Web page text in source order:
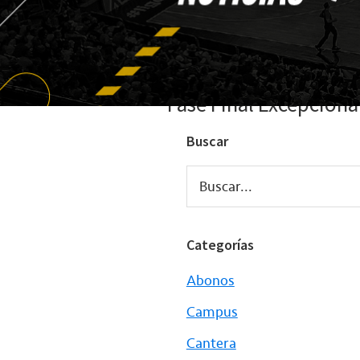
Fase Final
Buscar
Buscar...
Categorías
Abonos
Campus
Cantera